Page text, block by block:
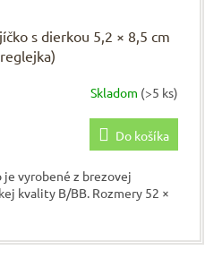
s dierkou 5,2 × 8,5 cm
Skladom (>5 ks)
Do košíka
vyrobené z brezovej
kvality B/BB. Rozmery 52 ×